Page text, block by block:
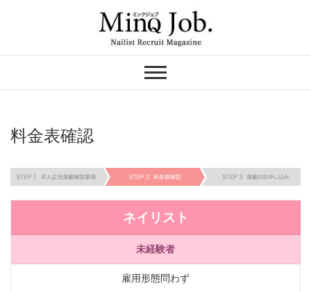
ネイリスト求人の
MinQ Job（ミンク
料金表確認
ネイリスト
未経験者
雇用形態問わず